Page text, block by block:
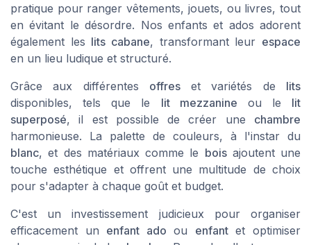
pratique pour ranger vêtements, jouets, ou livres, tout
en évitant le désordre. Nos enfants et ados adorent
également les lits cabane, transformant leur espace
en un lieu ludique et structuré.
Grâce aux différentes offreset variétés de lits
disponibles, tels que le lit mezzanine ou le lit
superposé, il est possible de créer une chambre
harmonieuse. La palette de couleurs, à l'instar du
blanc, et des matériaux comme le boisajoutent une
touche esthétique et offrent une multitude de choix
pour s'adapter à chaque goût et budget.
C'est un investissement judicieux pour organiser
efficacement un enfant ado ou enfantet optimiser